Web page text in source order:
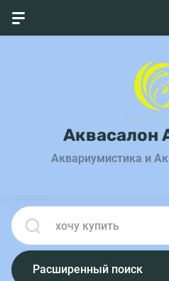
Аквасалон
Аквариумистика и
Расширенный поиск